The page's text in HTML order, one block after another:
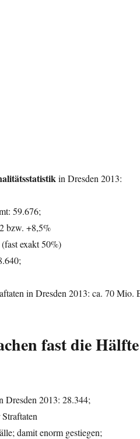
in Dresden 2013:
59.676;
bzw. +8,5%
exakt 50%)
in Dresden 2013: ca. 70 Mio.
fast die
Dresden 2013: 28.344;
damit enorm gestiegen;